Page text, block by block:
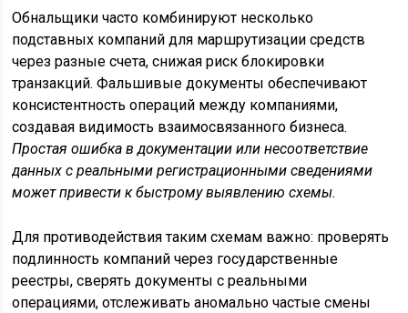
Обнальщики часто комбинируют несколько
подставных компаний для маршрутизации средств
через разные счета, снижая риск блокировки
транзакций. Фальшивые документы обеспечивают
консистентность операций между компаниями,
создавая видимость взаимосвязанного бизнеса.
Простая ошибка в документации или несоответствие
данных с реальными регистрационными сведениями
может привести к быстрому выявлению схемы.
Для противодействия таким схемам важно: проверять
подлинность компаний через государственные
реестры, сверять документы с реальными
операциями, отслеживать аномально частые смены